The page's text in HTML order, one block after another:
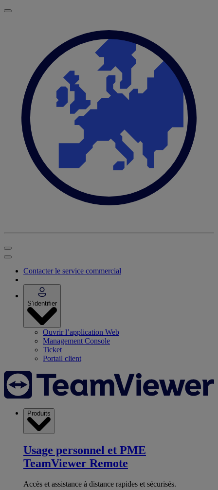
Contacter le service commercial
S’identifier
Ouvrir l’application Web
Management Console
Ticket
Portail client
Produits
Usage personnel et PME
TeamViewer Remote
Accès et assistance à distance rapides et sécurisés.